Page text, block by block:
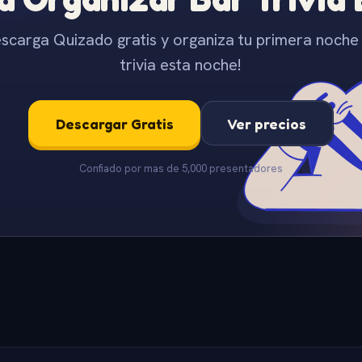
Quizado gratis y organiza tu primera
trivia esta noche!
Descargar Gratis Ver precios
Confiado por mas de 5,000 presentadores